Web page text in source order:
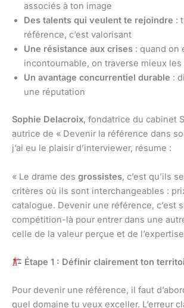
associés à ton image
Des talents qui veulent te rejoindre :
référence, c’est valorisant
Une résistance aux crises : quand on
incontournable, on traverse mieux
Un avantage concurrentiel durable :
une réputation
Sophie Delacroix, fondatrice du cabinet
autrice de « Devenir la référence dans
j’ai eu le plaisir d’interviewer, résume :
« Le drame des grossistes, c’est qu’ils
critères où ils sont interchangeables :
catalogue. Devenir une référence, c’est
compétition-là pour entrer dans une
celle de la valeur perçue et de
Étape 1 : Définir clairement ton
Pour devenir une référence, il faut
quel domaine tu veux exceller. L’erreur